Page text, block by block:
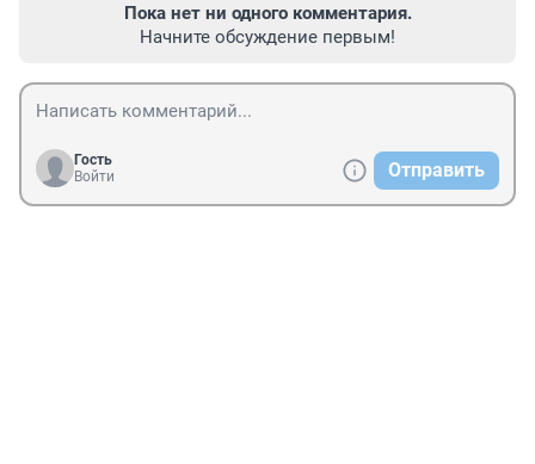
Пока нет ни одного комментария.
Начните обсуждение первым!
Гость
Войти
Отправить